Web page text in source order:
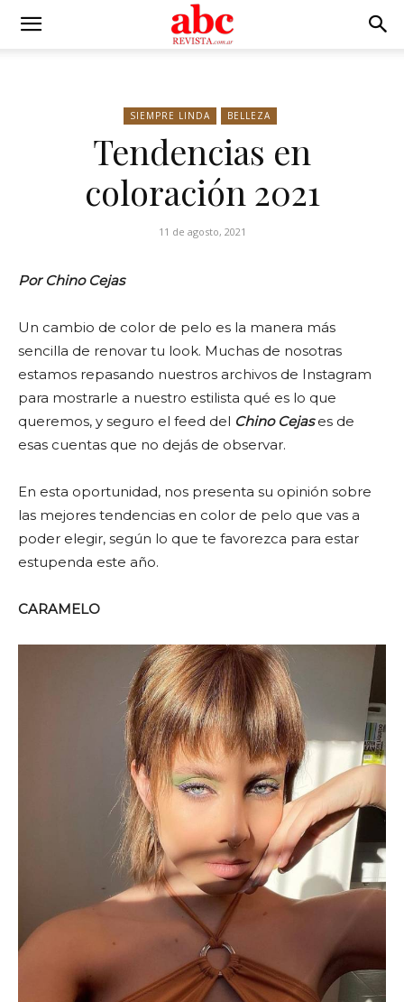
SIEMPRE LINDA BELLEZA
Tendencias en
coloración 2021
11 de agosto, 2021
Por Chino Cejas
Un cambio de color de pelo es la manera más
sencilla de renovar tu look. Muchas de nosotras
estamos repasando nuestros archivos de Instagram
para mostrarle a nuestro estilista qué es lo que
queremos, y seguro el feed del Chino Cejases de
esas cuentas que no dejás de observar.
En esta oportunidad, nos presenta su opinión sobre
las mejores tendencias en color de pelo que vas a
poder elegir, según lo que te favorezca para estar
estupenda este año.
CARAMELO